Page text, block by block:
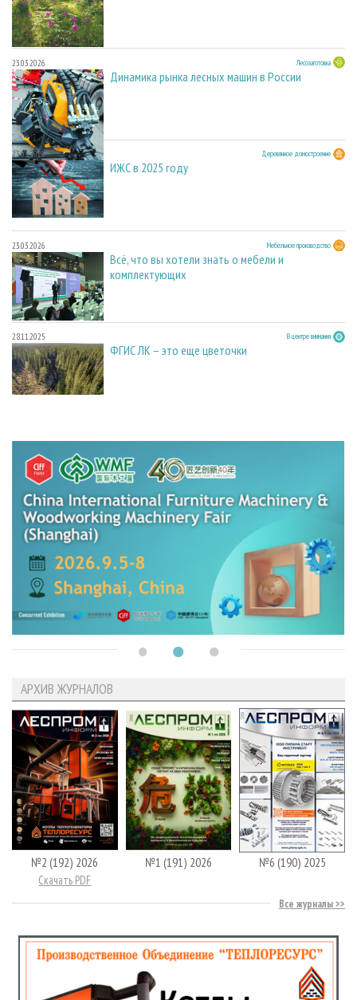
23.03.2026 Лесозаготовка
Динамика рынка лесных машин в России
23.03.2026 Деревянное домостроение
ИЖС в 2025 году
23.03.2026 Мебельное производство
Всё, что вы хотели знать о мебели и
комплектующих
28.11.2025 В центре внимания
ФГИС ЛК – это еще цветочки
АРХИВ ЖУРНАЛОВ
№2 (192) 2026
Скачать PDF
№1 (191) 2026 №6 (190) 2025
Все журналы